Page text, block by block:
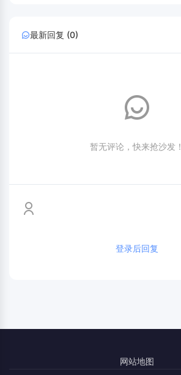
最新回复 (0)
暂无评论，快来抢沙发！
登录后回复
网站地图